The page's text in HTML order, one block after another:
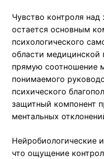
Чувство контроля
остается основным
психологического
области медицинской
прямую соотношение
понимаемого
психического
защитный компонент
ментальных
Нейробиологические
что ощущение